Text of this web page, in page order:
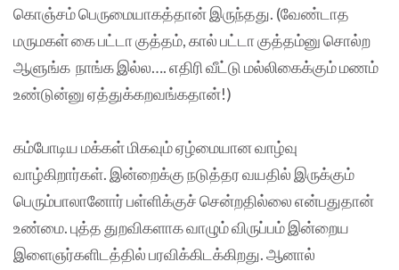
கொஞ்சம் பெருமையாகத்தான் இருந்தது. (வேண்டாத
மருமகள் கை பட்டா குத்தம், கால் பட்டா குத்தம்னு சொல்ற
ஆளுங்க நாங்க இல்ல…. எதிரி வீட்டு மல்லிகைக்கும் மணம்
உண்டுன்னு ஏத்துக்கறவங்கதான்!)
கம்போடிய மக்கள் மிகவும் ஏழ்மையான வாழ்வு
வாழ்கிறார்கள். இன்றைக்கு நடுத்தர வயதில் இருக்கும்
பெரும்பாலானோர் பள்ளிக்குச் சென்றதில்லை என்பதுதான்
உண்மை. புத்த துறவிகளாக வாழும் விருப்பம் இன்றைய
இளைஞர்களிடத்தில் பரவிக்கிடக்கிறது. ஆனால்